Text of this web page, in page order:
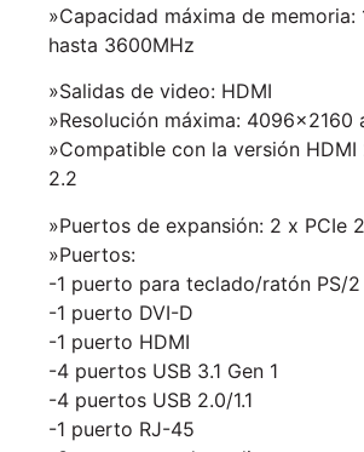
»Capacidad máxima de memoria:
hasta 3600MHz
»Salidas de video: HDMI
»Resolución máxima: 4096×2160
»Compatible con la versión HDMI
2.2
»Puertos de expansión: 2 x PCIe
»Puertos:
-1 puerto para teclado/ratón PS/2
-1 puerto DVI-D
-1 puerto HDMI
-4 puertos USB 3.1 Gen 1
-4 puertos USB 2.0/1.1
-1 puerto RJ-45